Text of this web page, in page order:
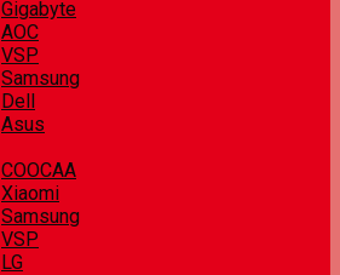
Gigabyte
AOC
VSP
Samsung
Dell
Asus
COOCAA
Xiaomi
Samsung
VSP
LG